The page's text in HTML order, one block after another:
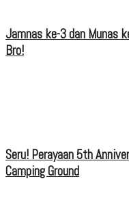
Jamnas ke-3 dan Munas
Bro!
Seru! Perayaan 5th
Camping Ground